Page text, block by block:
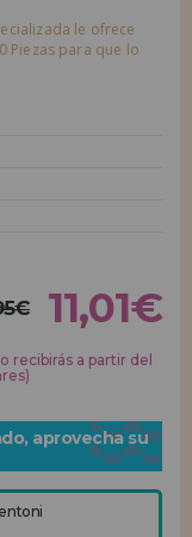
en tu negocio
para la distribución.
le ofrece
Piezas para que lo
11,01€
recibirás a partir del
aprovecha su